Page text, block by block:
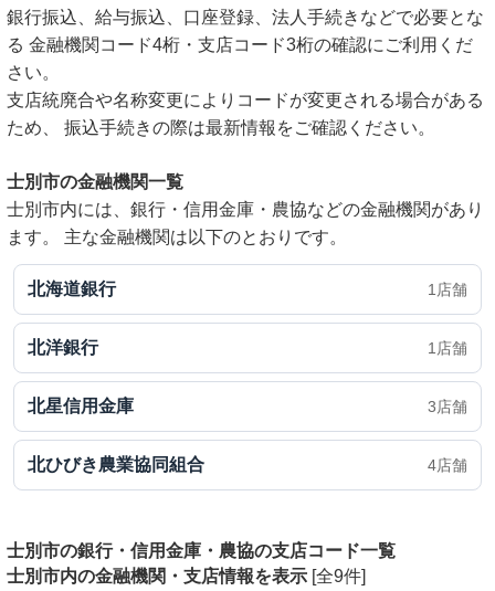
銀行振込、給与振込、口座登録、法人手続きなどで必要とな
る 金融機関コード4桁・支店コード3桁の確認にご利用くだ
さい。
支店統廃合や名称変更によりコードが変更される場合がある
ため、 振込手続きの際は最新情報をご確認ください。
士別市の金融機関一覧
士別市内には、銀行・信用金庫・農協などの金融機関があり
ます。 主な金融機関は以下のとおりです。
北海道銀行 1店舗
北洋銀行 1店舗
北星信用金庫 3店舗
北ひびき農業協同組合 4店舗
士別市の銀行・信用金庫・農協の支店コード一覧
士別市内の金融機関・支店情報を表示 [全9件]